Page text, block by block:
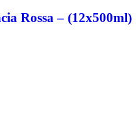
Rossa – (12x500ml)